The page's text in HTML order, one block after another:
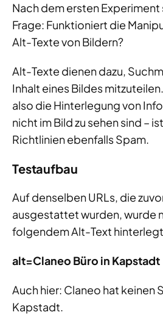
Nach dem ersten
Frage: Funktioniert die
Alt-Texte von Bildern?
Alt-Texte dienen dazu,
Inhalt eines Bildes
also die Hinterlegung von
nicht im Bild zu sehen sind –
Richtlinien ebenfalls Spam.
Testaufbau
Auf denselben URLs, die
ausgestattet wurden, wurde
folgendem Alt-Text
alt=Claneo Büro in Kapstadt
Auch hier: Claneo hat keinen
Kapstadt.